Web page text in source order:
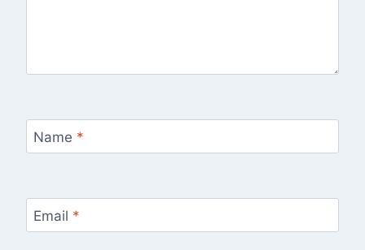
Name *
Email *